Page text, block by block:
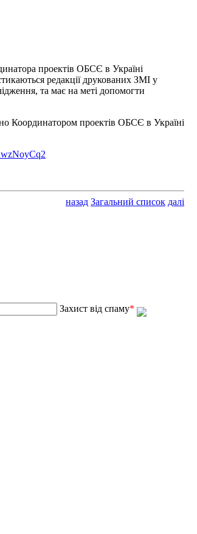
проектів ОБСЄ в Україні
редакції друкованих ЗМІ у
та має на меті допомогти
Координатором проектів ОБСЄ в Україні
назад Загальний список далі
Захист від спаму*